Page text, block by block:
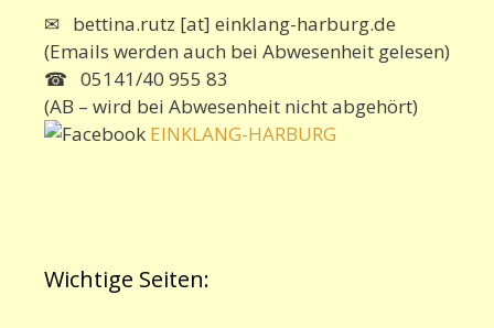
✉ bettina.rutz [at] einklang-harburg.de
(Emails werden auch bei Abwesenheit gelesen)
☎ 05141/40 955 83
(AB – wird bei Abwesenheit nicht abgehört)
EINKLANG-HARBURG
Wichtige Seiten: